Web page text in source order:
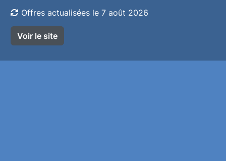
Offres actualisées le 7 août 2026
Voir le site